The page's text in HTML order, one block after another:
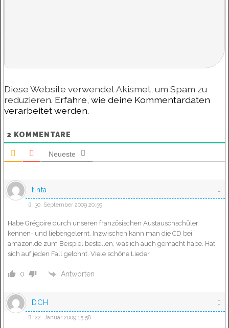
Diese Website verwendet Akismet, um Spam zu
reduzieren. Erfahre, wie deine Kommentardaten
verarbeitet werden.
2 KOMMENTARE
Neueste
tinta
30. September 2009 20:59
Habe Grégoire durch unseren französischen Austauschschüler
kennen- und liebengelernt. Inzwischen kann man die CD bei
amazon.de zum Beispiel bestellen, was ich auch gemacht habe. Hat
sich auf jeden Fall gelohnt. Viele schöne Lieder.
0 Antworten
DCH
22. Januar 2009 15:58